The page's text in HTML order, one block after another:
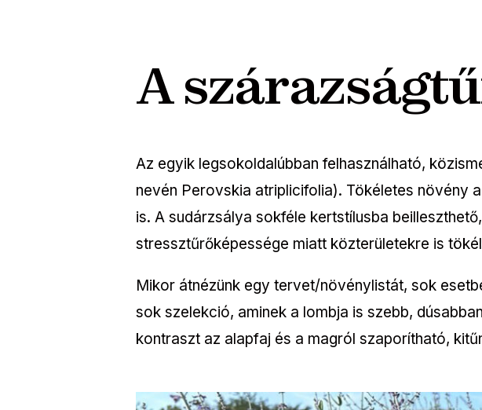
A
Az egyik legsokoldalúbban felhasználható,
nevén Perovskia atriplicifolia). Tökéletes növény
is. A sudárzsálya sokféle kertstílusba
stressztűrőképessége miatt közterületekre is
Mikor átnézünk egy tervet/növénylistát, sok
sok szelekció, aminek a lombja is szebb,
kontraszt az alapfaj és a magról szaporítható,